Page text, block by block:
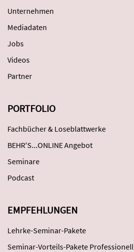
Unternehmen
Mediadaten
Jobs
Videos
Partner
PORTFOLIO
Fachbücher & Loseblattwerke
BEHR'S...ONLINE Angebot
Seminare
Podcast
EMPFEHLUNGEN
Lehrke-Seminar-Pakete
Seminar-Vorteils-Pakete Professionell